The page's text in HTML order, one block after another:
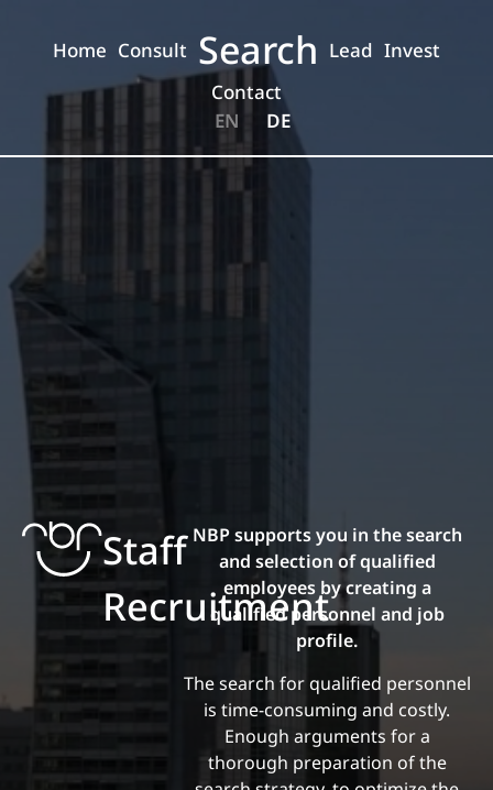
Home Consult Search Lead Invest
Contact
EN
DE
Staff
Recruitment
NBP supports you in the search
and selection of qualified
employees by creating a
qualified personnel and job
profile.
The search for qualified personnel
is time-consuming and costly.
Enough arguments for a
thorough preparation of the